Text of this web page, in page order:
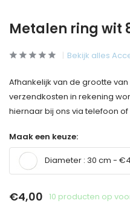
Metalen ring wit
Bekijk alles
Afhankelijk van de grootte
verzendkosten in rekening
hiernaar bij ons via telefoon
Maak een keuze:
Diameter : 30 cm -
€4,00 10 producten op